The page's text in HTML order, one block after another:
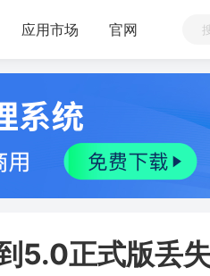
应用市场 官网
5.0正式版丢